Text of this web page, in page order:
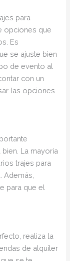
para
opciones que
Es
se ajuste bien
de evento al
con un
las opciones
La mayoría
trajes para
Además,
para que el
realiza la
de alquiler